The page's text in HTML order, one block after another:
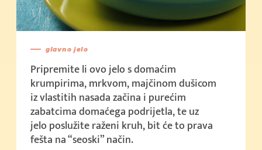
glavno jelo
Pripremite li ovo jelo s domaćim
krumpirima, mrkvom, majčinom dušicom
iz vlastitih nasada začina i purećim
zabatcima domaćega podrijetla, te uz
jelo poslužite raženi kruh, bit će to prava
fešta na “seoski” način.